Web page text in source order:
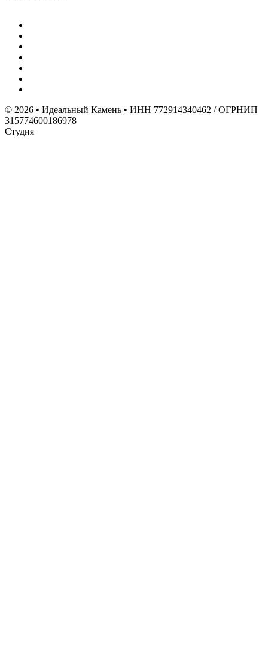
© 2026 • Идеальный Камень • ИНН 772914340462 / ОГРНИП
315774600186978
Студия